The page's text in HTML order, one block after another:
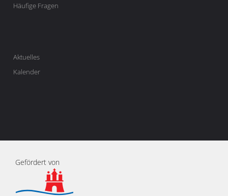
Häufige Fragen
Aktuelles
Kalender
Gefördert von